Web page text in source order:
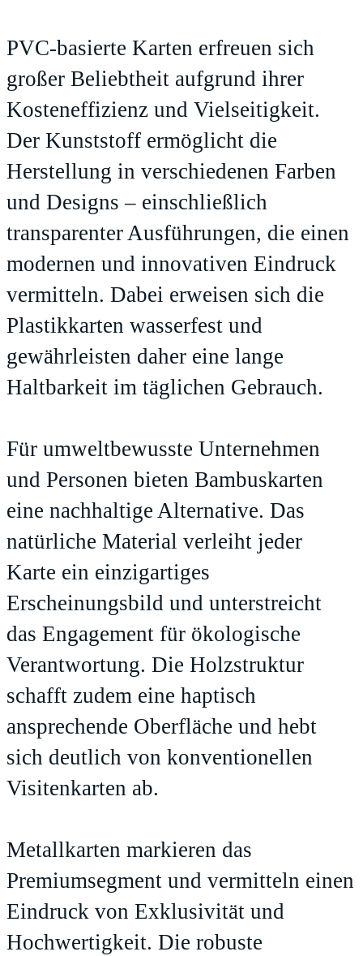
PVC-basierte Karten erfreuen sich
großer Beliebtheit aufgrund ihrer
Kosteneffizienz und Vielseitigkeit.
Der Kunststoff ermöglicht die
Herstellung in verschiedenen Farben
und Designs – einschließlich
transparenter Ausführungen, die einen
modernen und innovativen Eindruck
vermitteln. Dabei erweisen sich die
Plastikkarten wasserfest und
gewährleisten daher eine lange
Haltbarkeit im täglichen Gebrauch.
Für umweltbewusste Unternehmen
und Personen bieten Bambuskarten
eine nachhaltige Alternative. Das
natürliche Material verleiht jeder
Karte ein einzigartiges
Erscheinungsbild und unterstreicht
das Engagement für ökologische
Verantwortung. Die Holzstruktur
schafft zudem eine haptisch
ansprechende Oberfläche und hebt
sich deutlich von konventionellen
Visitenkarten ab.
Metallkarten markieren das
Premiumsegment und vermitteln einen
Eindruck von Exklusivität und
Hochwertigkeit. Die robuste